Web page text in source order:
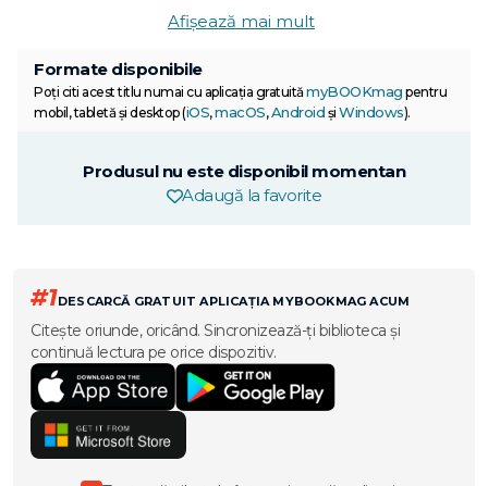
Afișează mai mult
Formate disponibile
Poți citi acest titlu numai cu aplicația gratuitămyBOOKmag pentru
mobil, tabletă și desktop (iOS,macOS,Android și Windows).
Produsul nu este disponibil momentan
Adaugă la favorite
#1DESCARCĂ GRATUIT APLICAȚIA MYBOOKMAG ACUM
Citește oriunde, oricând. Sincronizează-ți biblioteca și
continuă lectura pe orice dispozitiv.